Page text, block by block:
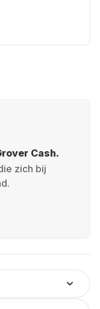
Cash.
zich bij